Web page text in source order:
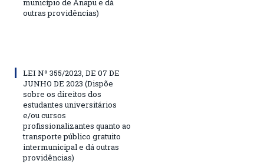
município de Anapu e dá
outras providências)
LEI Nº 355/2023, DE 07 DE
JUNHO DE 2023 (Dispõe
sobre os direitos dos
estudantes universitários
e/ou cursos
profissionalizantes quanto ao
transporte público gratuito
intermunicipal e dá outras
providências)